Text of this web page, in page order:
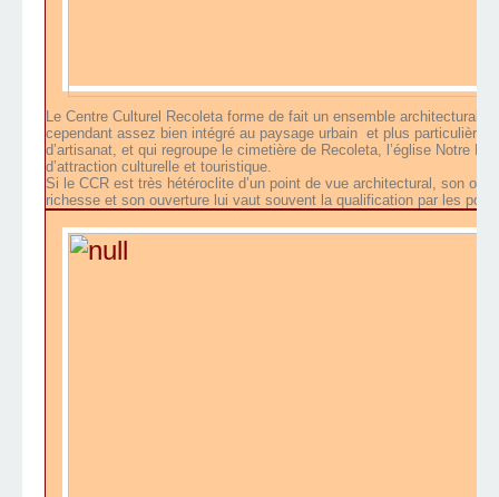
Le Centre Culturel Recoleta forme de fait un ensemble architectural
cependant assez bien intégré au paysage urbain et plus
d’artisanat, et qui regroupe le cimetière de Recoleta, l’église Notre
d’attraction culturelle et touristique.
Si le CCR est très hétéroclite d’un point de vue architectural, son
richesse et son ouverture lui vaut souvent la qualification par les